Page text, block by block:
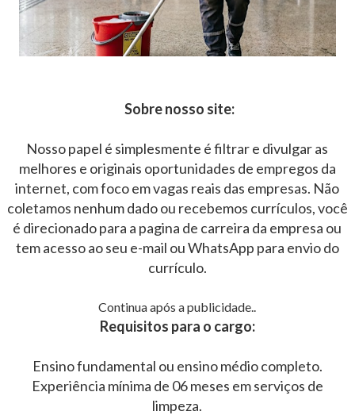
Sobre nosso site:
Nosso papel é simplesmente é filtrar e divulgar as
melhores e originais oportunidades de empregos da
internet, com foco em vagas reais das empresas. Não
coletamos nenhum dado ou recebemos currículos, você
é direcionado para a pagina de carreira da empresa ou
tem acesso ao seu e-mail ou WhatsApp para envio do
currículo.
Continua após a publicidade..
Requisitos para o cargo:
Ensino fundamental ou ensino médio completo.
Experiência mínima de 06 meses em serviços de
limpeza.